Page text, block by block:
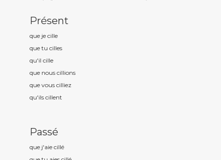
Présent
que je cille
que tu cilles
qu'il cille
que nous cillions
que vous cilliez
qu'ils cillent
Passé
que j'aie cillé